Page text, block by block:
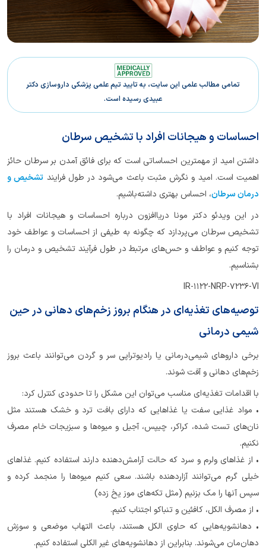
تمامی مطالب علمی این سایت، به تایید تیم علمی پزشکی داروسازی دکتر
عبیدی رسیده است.
احساسات و هیجانات افراد با تشخیص سرطان
داشتن امید از مهمترین احساساتی است که برای فائق آمدن بر سرطان حائز
اهمیت است. امید و نگرش مثبت باعث می‌شود در طول فرایند تشخیص و
درمان سرطان، احساس بهتری داشته‌باشیم.
در این ویدئو دکتر مونا دریاافزون درباره احساسات و هیجانات افراد با
تشخیص سرطان می‌پردازد که چگونه به طیفی از احساسات و عواطف خود
توجه کنیم و عواطف و حس‌های مرتبط در طول فرآیند تشخیص و درمان را
بشناسیم.
IR-1122-NRP-7236-VI
توصیه‌های تغذیه‌ای در هنگام بروز زخم‌های دهانی در حین
شیمی درمانی
برخی داروهای شیمی‌درمانی یا رادیوتراپی سر و گردن می‌توانند باعث بروز
زخم‌های دهانی و آفت شوند.
با اقدامات تغذیه‌ای مناسب می‌توان این مشکل را تا حدودی کنترل کرد:
• مواد غذایی سفت یا غذاهایی که دارای بافت ترد و خشک هستند مثل
نان‌های تست شده، کراکر، چیپس، آجیل و میوه‌ها و سبزیجات خام مصرف
نکنیم.
• از غذاهای ولرم و سرد که حالت آرامش‌دهنده دارند استفاده کنیم. غذاهای
خیلی گرم می‌توانند آزاردهنده باشند. سعی کنیم میوه‌ها را منجمد کرده و
سپس آنها را مک بزنیم (مثل تکه‌های موز یخ زده)
• از مصرف الکل، کافئین و تنباکو اجتناب کنیم.
• دهانشویه‌هایی که حاوی الکل هستند، باعث التهاب موضعی و سوزش
دهان‌مان می‌شوند. بنابراین از دهانشویه‌های غیر الکلی استفاده کنیم.